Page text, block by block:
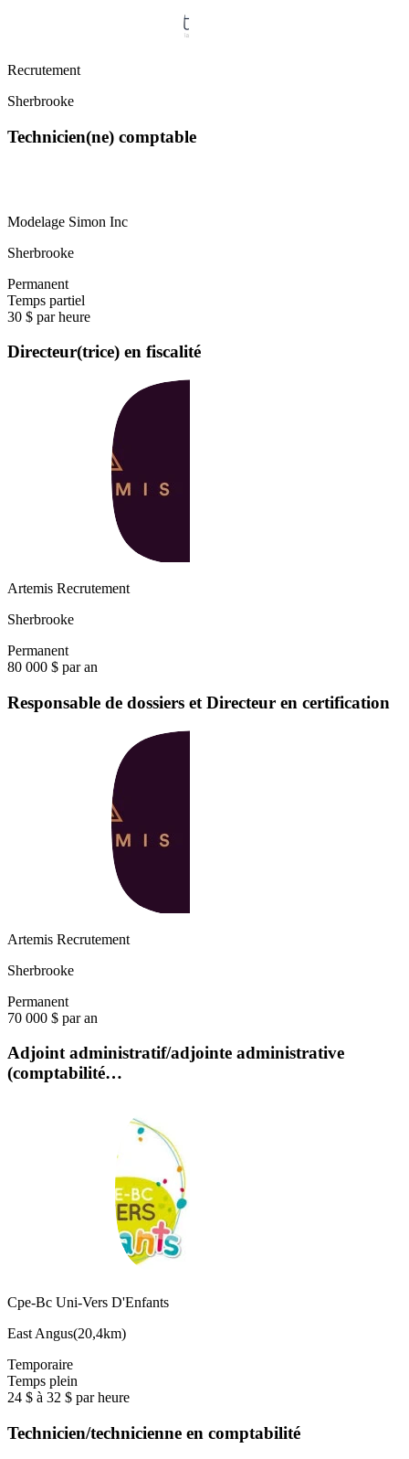
Recrutement
Sherbrooke
Technicien(ne) comptable
Modelage Simon Inc
Sherbrooke
Permanent
Temps partiel
30 $ par heure
Directeur(trice) en fiscalité
Artemis Recrutement
Sherbrooke
Permanent
80 000 $ par an
Responsable de dossiers et Directeur en certification
Artemis Recrutement
Sherbrooke
Permanent
70 000 $ par an
Adjoint administratif/adjointe administrative
(comptabilité…
Cpe-Bc Uni-Vers D'Enfants
East Angus(20,4km)
Temporaire
Temps plein
24 $ à 32 $ par heure
Technicien/technicienne en comptabilité